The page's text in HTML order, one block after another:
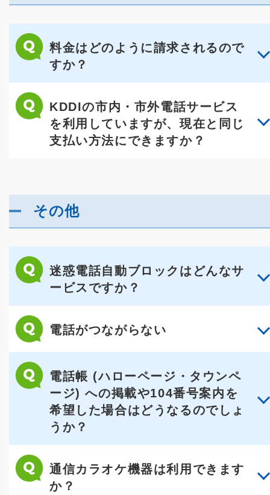
料金はどのように請求されるので
すか？
KDDIの市内・市外電話サービス
を利用していますが、現在と同じ
支払い方法にできますか？
その他
迷惑電話自動ブロックはどんなサ
ービスですか？
電話がつながらない
電話帳 (ハローページ・タウンペ
ージ) への掲載や104番号案内を
希望した場合はどうなるのでしょ
うか？
通信カラオケ機器は利用できます
か？